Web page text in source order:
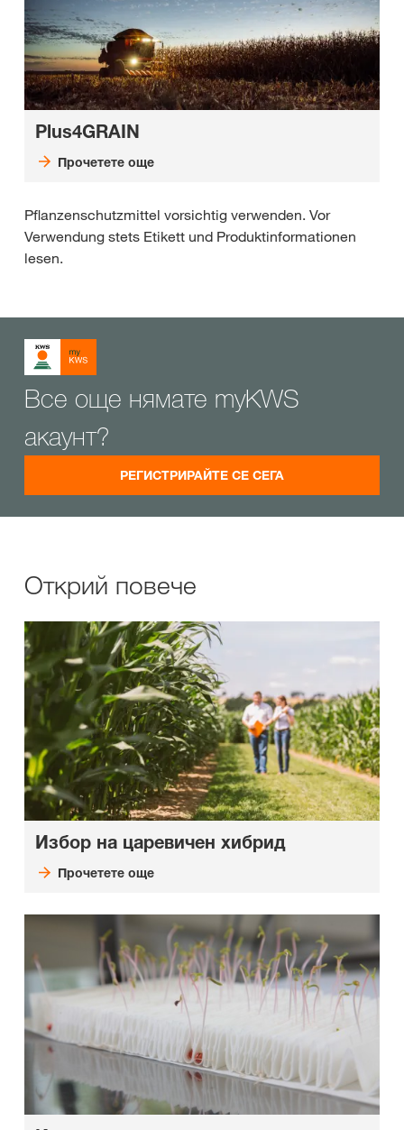
Plus4GRAIN
Прочетете още
Pflanzenschutzmittel vorsichtig verwenden. Vor
Verwendung stets Etikett und Produktinformationen
lesen.
Все още нямате myKWS
акаунт?
РЕГИСТРИРАЙТЕ СЕ СЕГА
Открий повече
Избор на царевичен хибрид
Прочетете още